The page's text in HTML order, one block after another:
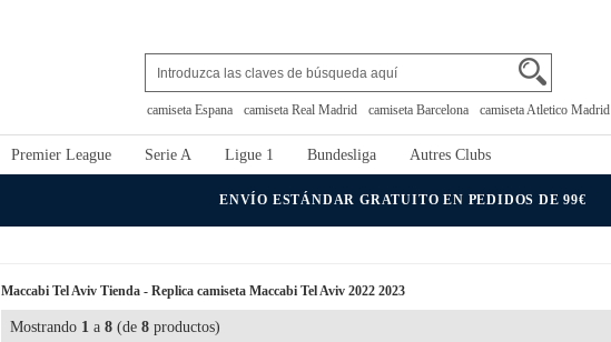
camiseta Espana camiseta Real Madrid camiseta Barcelona camiseta Atletico Madrid
Premier League Serie A Ligue 1 Bundesliga Autres Clubs
ENVÍO ESTÁNDAR GRATUITO EN PEDIDOS DE 99€
Maccabi Tel Aviv Tienda - Replica camiseta Maccabi Tel Aviv 2022 2023
Mostrando 1 a 8 (de 8 productos)